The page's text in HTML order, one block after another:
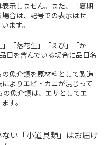
示しません。また、「夏期
合は、記号での表示はせ
ます。
「落花生」「えび」「か
目を含んでいる場合に品目名
魚介類を原材料として製造
よりエビ・カニが混じって
の魚介類は、エサとしてエ
す。
い「小道具類」はお届け